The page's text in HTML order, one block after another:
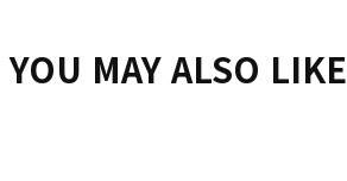
YOU MAY ALSO LIKE